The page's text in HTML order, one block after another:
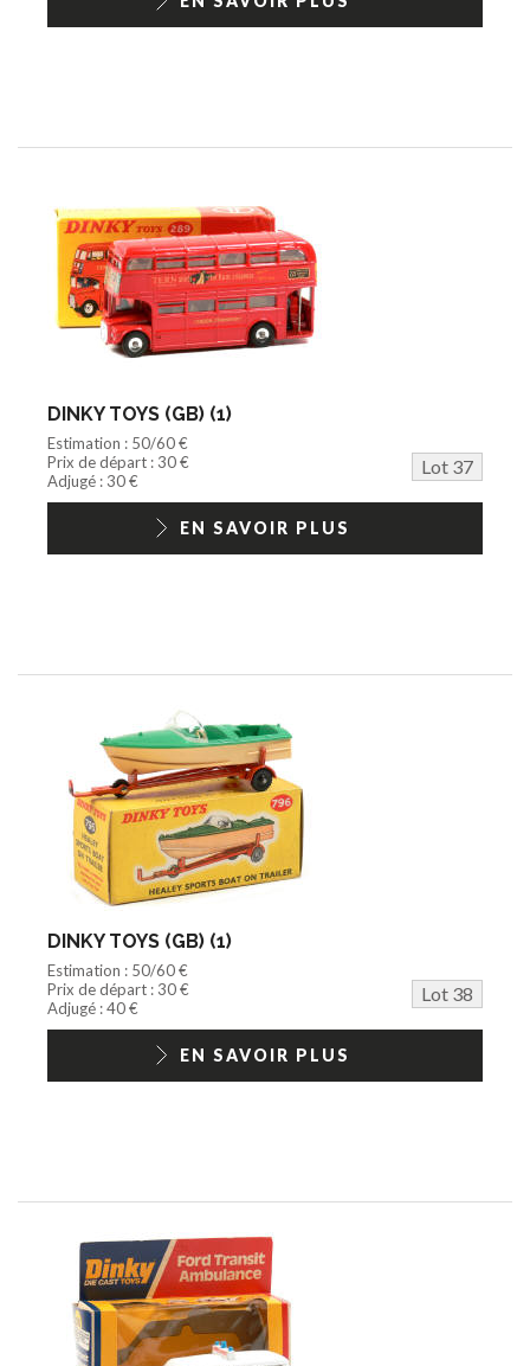
DINKY TOYS (GB) (1)
Estimation : 50/60 €
Prix de départ : 30 €
Lot 37
Adjugé : 30 €
EN SAVOIR PLUS
DINKY TOYS (GB) (1)
Estimation : 50/60 €
Prix de départ : 30 €
Lot 38
Adjugé : 40 €
EN SAVOIR PLUS